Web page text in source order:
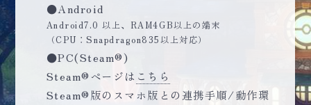
●Android
Android7.0 以上、RAM4GB以上の端末
（CPU：Snapdragon835以上対応）
●PC(Steam®)
Steam®ページは こちら
Steam®版のスマホ版との連携手順/動作環